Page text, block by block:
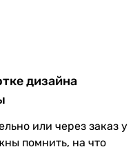
дизайна
или через заказ у
помнить, на что